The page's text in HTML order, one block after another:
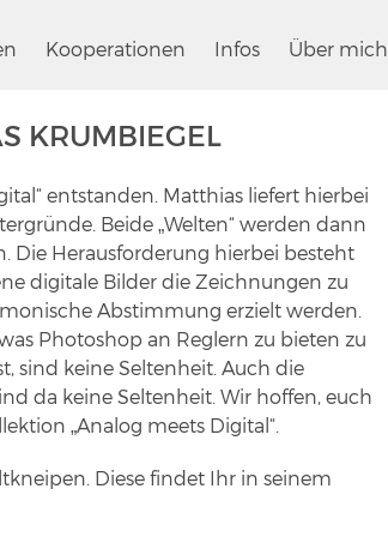
Kooperationen Infos Über mich
KRUMBIEGEL
entstanden. Matthias liefert hierbei
Beide „Welten“ werden dann
Die Herausforderung hierbei besteht
digitale Bilder die Zeichnungen zu
Abstimmung erzielt werden.
Photoshop an Reglern zu bieten zu
sind keine Seltenheit. Auch die
da keine Seltenheit. Wir hoffen, euch
„Analog meets Digital“.
Diese findet Ihr in seinem